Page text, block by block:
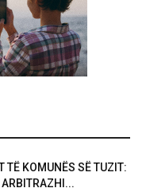
TË KOMUNËS SË TUZIT:
ARBITRAZHI...